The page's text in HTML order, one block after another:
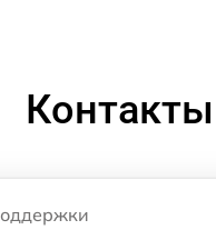
Контакты